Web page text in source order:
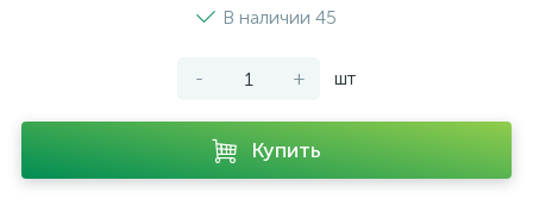
В наличии 45
- + шт
Купить